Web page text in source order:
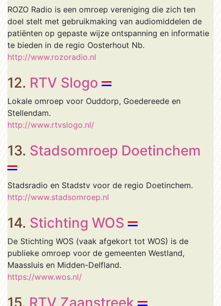
ROZO Radio is een omroep vereniging die zich ten
doel stelt met gebruikmaking van audiomiddelen de
patiënten op gepaste wijze ontspanning en informatie
te bieden in de regio Oosterhout Nb.
http://www.rozoradio.nl
12. RTV Slogo
Lokale omroep voor Ouddorp, Goedereede en
Stellendam.
http://www.rtvslogo.nl/
13. Stadsomroep Doetinchem
Stadsradio en Stadstv voor de regio Doetinchem.
http://www.stadsomroep.nl
14. Stichting WOS
De Stichting WOS (vaak afgekort tot WOS) is de
publieke omroep voor de gemeenten Westland,
Maassluis en Midden-Delfland.
https://www.wos.nl/
15. RTV Zaanstreek